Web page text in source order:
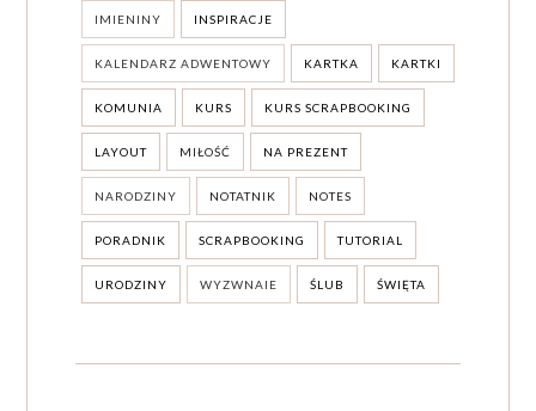
IMIENINY INSPIRACJE
KALENDARZ ADWENTOWY KARTKA KARTKI
KOMUNIA KURS KURS SCRAPBOOKING
LAYOUT MIŁOŚĆ NA PREZENT
NARODZINY NOTATNIK NOTES
PORADNIK SCRAPBOOKING TUTORIAL
URODZINY WYZWNAIE ŚLUB ŚWIĘTA